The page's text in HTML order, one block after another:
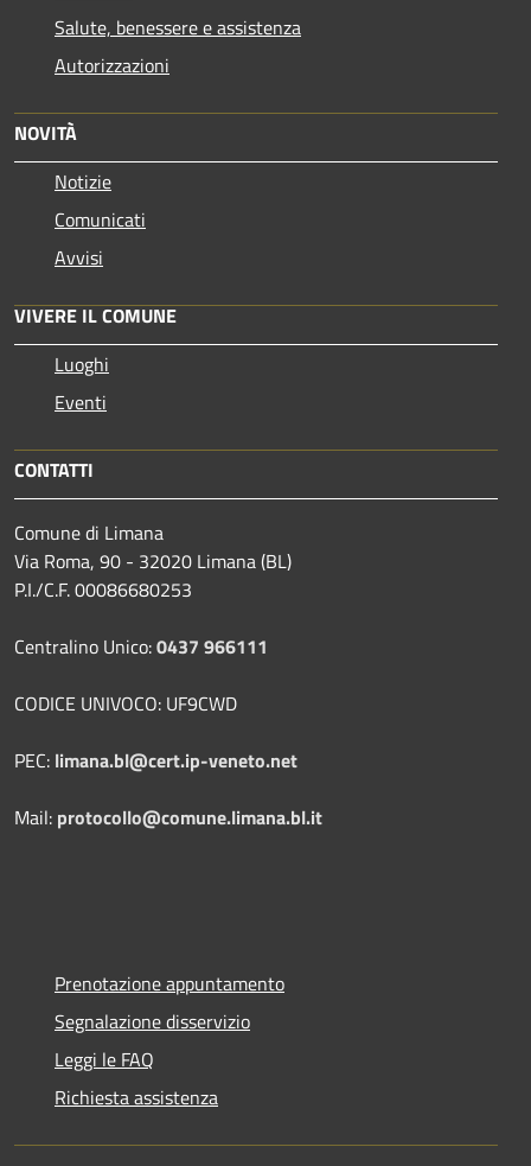
Salute, benessere e assistenza
Autorizzazioni
NOVITÀ
Notizie
Comunicati
Avvisi
VIVERE IL COMUNE
Luoghi
Eventi
CONTATTI
Comune di Limana
Via Roma, 90 - 32020 Limana (BL)
P.I./C.F. 00086680253
Centralino Unico:0437 966111
CODICE UNIVOCO: UF9CWD
PEC: limana.bl@cert.ip-veneto.net
Mail: protocollo@comune.limana.bl.it
Prenotazione appuntamento
Segnalazione disservizio
Leggi le FAQ
Richiesta assistenza